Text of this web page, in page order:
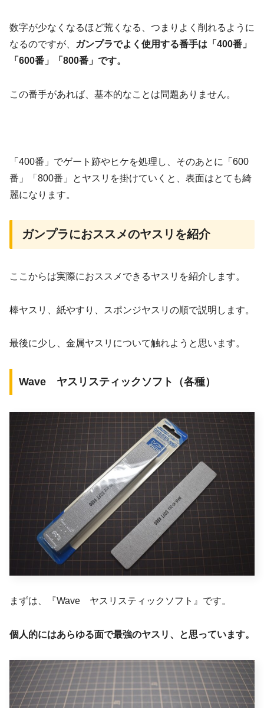
数字が少なくなるほど荒くなる、つまりよく削れるように
なるのですが、
ガンプラでよく使用する番手は「400番」
「600番」「800番」です。
この番手があれば、基本的なことは問題ありません。
「400番」でゲート跡やヒケを処理し、そのあとに「600
番」「800番」とヤスリを掛けていくと、表面はとても綺
麗になります。
ガンプラにおススメのヤスリを紹介
ここからは実際におススメできるヤスリを紹介します。
棒ヤスリ、紙やすり、スポンジヤスリの順で説明します。
最後に少し、金属ヤスリについて触れようと思います。
Wave ヤスリスティックソフト（各種）
まずは、『Wave ヤスリスティックソフト』です。
個人的にはあらゆる面で最強のヤスリ、と思っています。